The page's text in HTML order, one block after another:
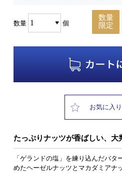
数量 個
数量
限定
お気に入
たっぷりナッツが香ばしい、
「ゲランドの塩」を練り込んだバ
めたヘーゼルナッツとマカダミアナ